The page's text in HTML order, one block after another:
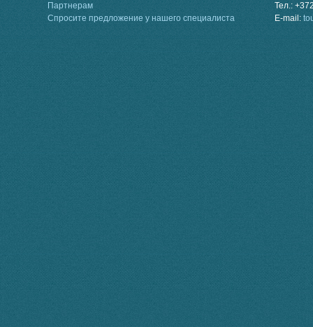
Партнерам
Спросите предложение у нашего специалиста
Тел.:
E-mail: